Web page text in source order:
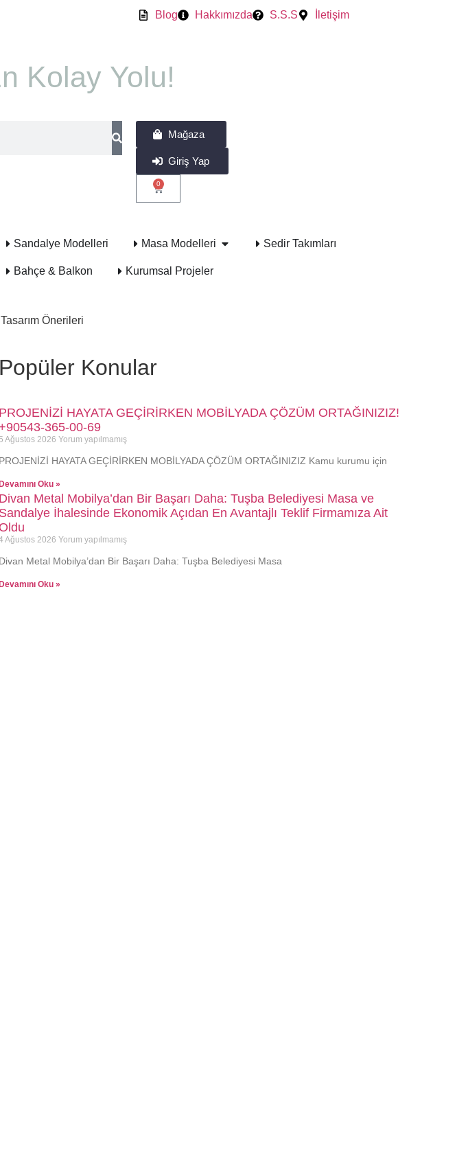
Kolay Yolu!
Blog Hakkımızda S.S.S İletişim
Mağaza
Giriş Yap
0
Sandalye Modelleri Masa Modelleri Sedir Takımları
Bahçe & Balkon Kurumsal Projeler
Önerileri
Popüler Konular
PROJENİZİ HAYATA GEÇİRİRKEN MOBİLYADA ÇÖZÜM ORTAĞINIZIZ!
365-00-69
Ağustos 2026 Yorum yapılmamış
PROJENİZİ HAYATA GEÇİRİRKEN MOBİLYADA ÇÖZÜM ORTAĞINIZIZ Kamu kurumu için
Devamını Oku »
Divan Metal Mobilya’dan Bir Başarı Daha: Tuşba Belediyesi Masa ve
Sandalye İhalesinde Ekonomik Açıdan En Avantajlı Teklif Firmamıza Ait
Oldu
Ağustos 2026 Yorum yapılmamış
Divan Metal Mobilya’dan Bir Başarı Daha: Tuşba Belediyesi Masa
Devamını Oku »